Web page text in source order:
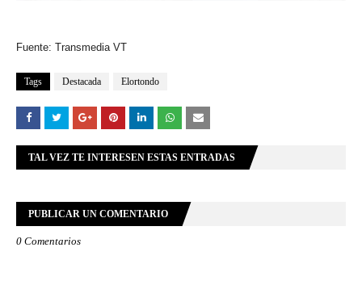
Fuente: Transmedia VT
Tags Destacada Elortondo
TAL VEZ TE INTERESEN ESTAS ENTRADAS
PUBLICAR UN COMENTARIO
0 Comentarios